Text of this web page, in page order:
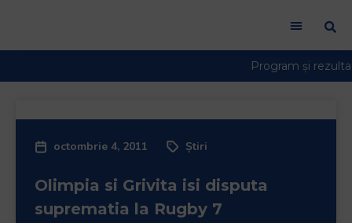
octombrie 4, 2011 Știri
Olimpia si Grivita isi disputa
suprematia la Rugby 7